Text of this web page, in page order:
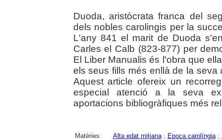
Duoda, aristòcrata franca del
dels nobles carolingis per la
L'any 841 el marit de Duoda
Carles el Calb (823-877) per
El Liber Manualis és l'obra que
els seus fills més enllà de la
Aquest article ofereix un
especial atenció a la seva
aportacions bibliogràfiques més
Matèries: Alta edat mitjana; Epoca carolíngia;